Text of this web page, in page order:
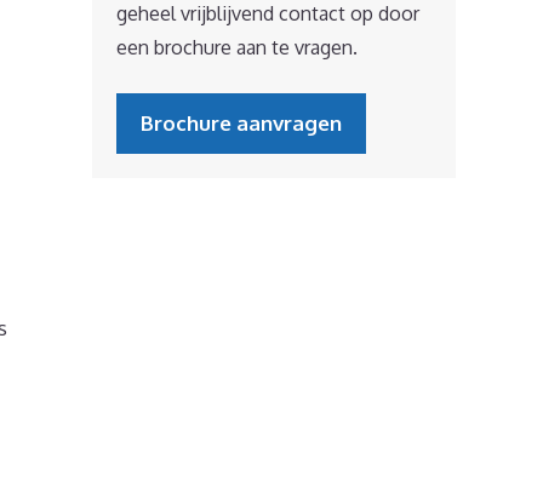
geheel vrijblijvend contact op door
een brochure aan te vragen.
Brochure aanvragen